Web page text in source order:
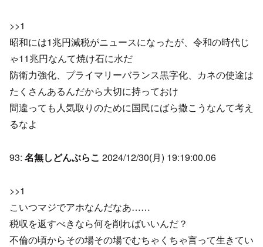
>>1
昭和には1兆円減税がニュースになったが、令和の時代じ
ゃ11兆円なんて焼け石に水だ
防衛力強化、プライマリーバランス黒字化、カネの使途は
たくさんあるんだから大切に持っておけ
間違っても人気取りのために国民にばら撒こうなんて考え
るなよ
93: 名無しどんぶらこ 2024/12/30(月) 19:19:00.06
>>1
こいつマジでアホなんだなあ……
税収を返すべきなら何を削ればいいんだ？
不倫の頃からその場その場でむちゃくちゃ言って生きてい